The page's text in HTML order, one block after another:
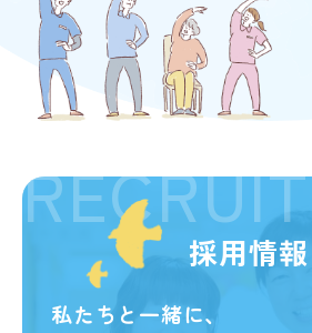
RECRUIT
採用情報
私たちと一緒に、